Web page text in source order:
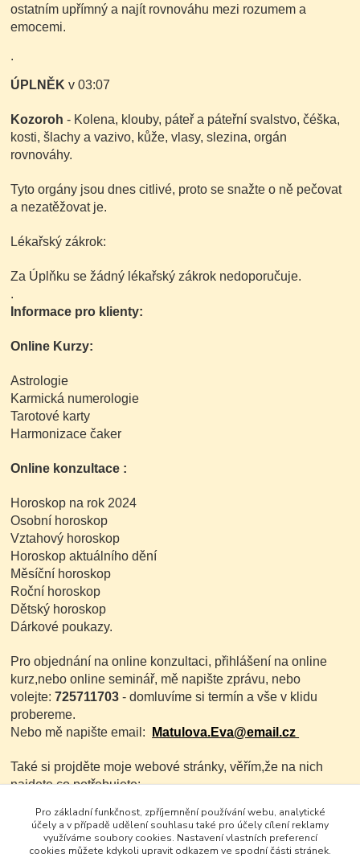
ostatním upřímný a najít rovnováhu mezi rozumem a
emocemi.
.
ÚPLNĚK v 03:07
Kozoroh - Kolena, klouby, páteř a páteřní svalstvo, čéška,
kosti, šlachy a vazivo, kůže, vlasy, slezina, orgán
rovnováhy.
Tyto orgány jsou dnes citlivé, proto se snažte o ně pečovat
a nezatěžovat je.
Lékařský zákrok:
Za Úplňku se žádný lékařský zákrok nedoporučuje.
.
Informace pro klienty:
Online Kurzy:
Astrologie
Karmická numerologie
Tarotové karty
Harmonizace čaker
Online konzultace :
Horoskop na rok 2024
Osobní horoskop
Vztahový horoskop
Horoskop aktuálního dění
Měsíční horoskop
Roční horoskop
Dětský horoskop
Dárkové poukazy.
Pro objednání na online konzultaci, přihlášení na online
kurz,nebo online seminář, mě napište zprávu, nebo
volejte: 725711703 - domluvíme si termín a vše v klidu
probereme.
Nebo mě napište email:
Matulova.Eva@email.cz
Také si projděte moje webové stránky, věřím,že na nich
najdete co potřebujete:
www.evamatulova.cz
Pro základní funkčnost, zpříjemnění používání webu, analytické
účely a v případě udělení souhlasu také pro účely cílení reklamy
využíváme soubory cookies. Nastavení vlastních preferencí
cookies můžete kdykoli upravit odkazem ve spodní části stránek.